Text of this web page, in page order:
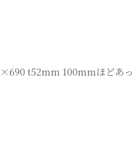
t52mm 100mmほどあっ